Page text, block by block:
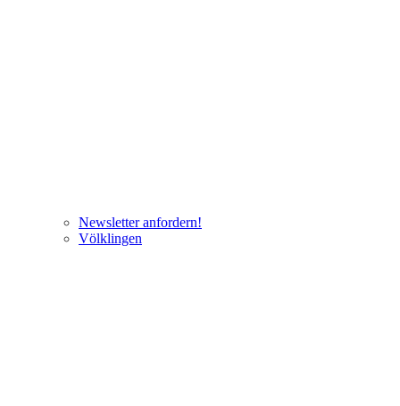
Newsletter anfordern!
Völklingen